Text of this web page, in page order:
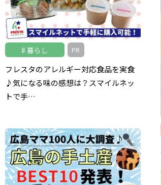
暮らし PR
フレスタのアレルギー対応食品を実食
♪気になる味の感想は？スマイルネッ
トで手…